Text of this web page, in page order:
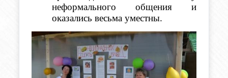
неформального общения и
оказались весьма уместны.